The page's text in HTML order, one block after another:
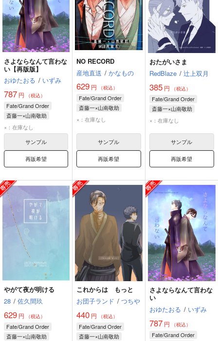
さよならなんて言わな
い【再版版】
おゆたおる / いずみ
787 円 （税込）
Fate/Grand Order
斎藤一×山南敬助
斎藤一
山南敬助
×：在庫なし
サンプル
再販希望
NO RECORD
産地直送 / かなもの
629 円 （税込）
Fate/Grand Order
斎藤一×山南敬助
斎藤一
山南敬助
×：在庫なし
サンプル
再販希望
おたがいさま
RedBlaze / 辻上双月
385円 （税込）
Fate/Grand Order
斎藤一×山南敬助
斎藤一
山南敬助
×：在庫なし
サンプル
再販希望
やがて夜が明ける
28 / 佐久間玖
629 円 （税込）
Fate/Grand Order
斎藤一×山南敬助
これからは もっと
お団子ランド / つちや
440 円 （税込）
Fate/Grand Order
斎藤一×山南敬助
さよならなんて言わな
い
おゆたおる / いずみ
787円 （税込）
Fate/Grand Order